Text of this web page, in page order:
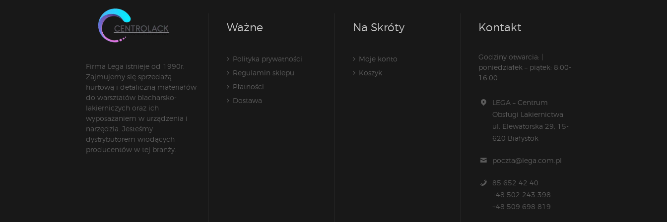
Firma Lega istnieje od 1990r.
Zajmujemy się sprzedażą
hurtową i detaliczną materiałów
do warsztatów blacharsko-
lakierniczych oraz ich
wyposażaniem w urządzenia i
narzędzia. Jesteśmy
dystrybutorem wiodących
producentów w tej branży.
Ważne
Polityka prywatności
Regulamin sklepu
Płatności
Dostawa
Na Skróty
Moje konto
Koszyk
Kontakt
Godziny otwarcia: |
poniedziałek – piątek: 8:00-
16:00
LEGA – Centrum
Obsługi Lakiernictwa
ul. Elewatorska 29, 15-
620 Białystok
poczta@lega.com.pl
85 652 42 40
+48 502 243 398
+48 509 698 819